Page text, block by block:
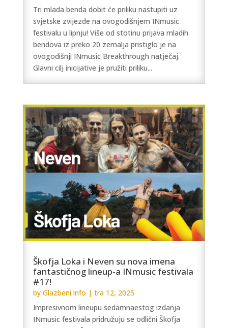
Tri mlada benda dobit će priliku nastupiti uz
svjetske zvijezde na ovogodišnjem INmusic
festivalu u lipnju! Više od stotinu prijava mladih
bendova iz preko 20 zemalja pristiglo je na
ovogodišnji INmusic Breakthrough natječaj.
Glavni cilj inicijative je pružiti priliku...
Škofja Loka i Neven su nova imena
fantastičnog lineup-a INmusic festivala
#17!
by Glazbeni.Info | tra 12, 2025
Impresivnom lineupu sedamnaestog izdanja
INmusic festivala pridružuju se odlični Škofja